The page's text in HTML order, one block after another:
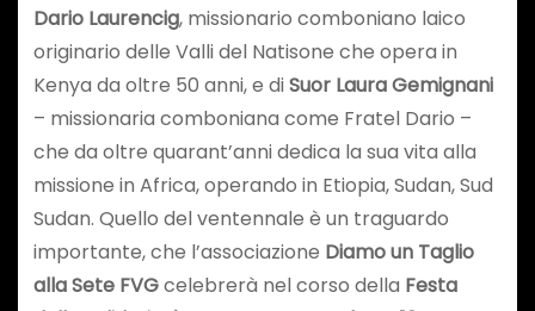
Dario Laurencig, missionario comboniano laico
originario delle Valli del Natisone che opera in
Kenya da oltre 50 anni, e diSuor Laura Gemignani
– missionaria comboniana come Fratel Dario –
che da oltre quarant’anni dedica la sua vita alla
missione in Africa, operando in Etiopia, Sudan, Sud
Sudan. Quello del ventennale è un traguardo
importante, che l’associazione Diamo un Taglio
alla Sete FVGcelebrerà nel corso della Festa